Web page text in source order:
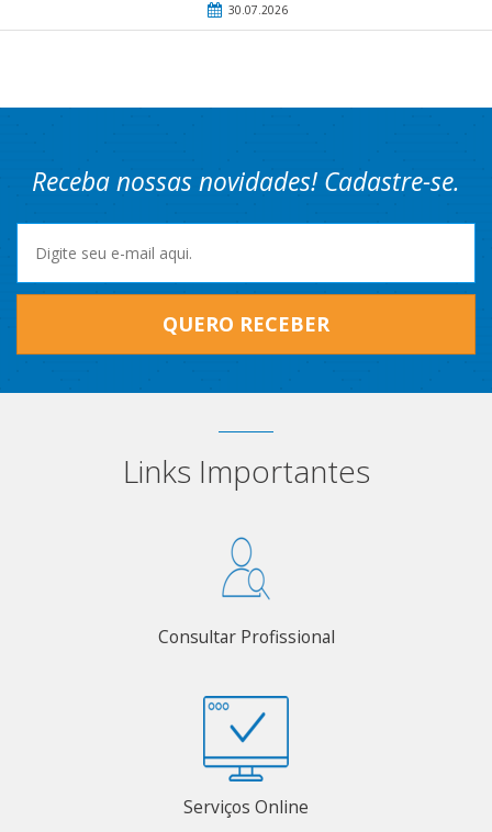
30.07.2026
Receba nossas novidades! Cadastre-se.
QUERO RECEBER
Links Importantes
Consultar Profissional
Serviços Online